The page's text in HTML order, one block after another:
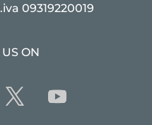
09319220019
ON